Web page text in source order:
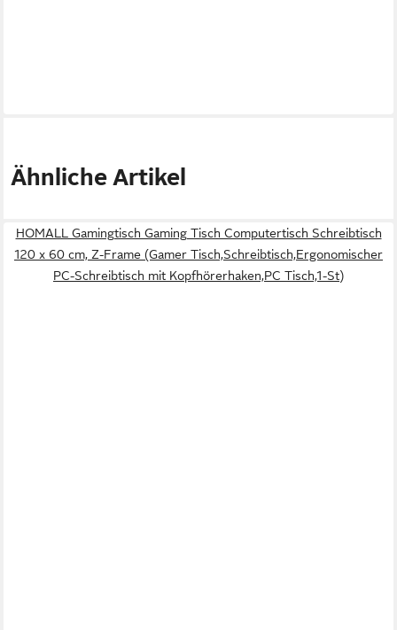
Ähnliche Artikel
HOMALL Gamingtisch Gaming Tisch Computertisch Schreibtisch
120 x 60 cm, Z-Frame (Gamer Tisch,Schreibtisch,Ergonomischer
PC-Schreibtisch mit Kopfhörerhaken,PC Tisch,1-St)